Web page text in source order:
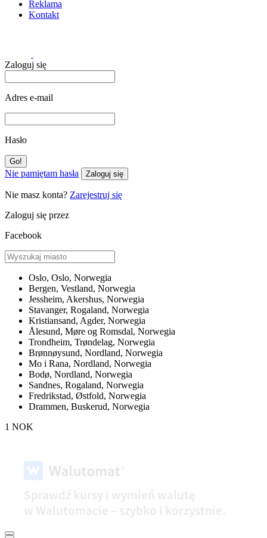
Reklama
Kontakt
Zaloguj się
Adres e-mail
Hasło
Nie pamiętam hasła Zaloguj się
Nie masz konta? Zarejestruj się
Zaloguj się przez
Facebook
Oslo, Oslo, Norwegia
Bergen, Vestland, Norwegia
Jessheim, Akershus, Norwegia
Stavanger, Rogaland, Norwegia
Kristiansand, Agder, Norwegia
Ålesund, Møre og Romsdal, Norwegia
Trondheim, Trøndelag, Norwegia
Brønnøysund, Nordland, Norwegia
Mo i Rana, Nordland, Norwegia
Bodø, Nordland, Norwegia
Sandnes, Rogaland, Norwegia
Fredrikstad, Østfold, Norwegia
Drammen, Buskerud, Norwegia
1 NOK